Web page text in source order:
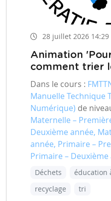
28 juillet 2026 14:29
Animation
comment trier
Dans le cours :
Manuelle Technique
Numérique) de
Maternelle –
Deuxième année,
année, Primaire –
Primaire – Deuxième
Déchets
éducation
recyclage
tri